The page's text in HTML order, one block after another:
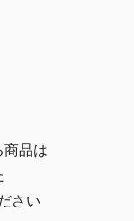
商品は
さい